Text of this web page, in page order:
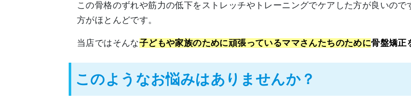
この骨格のずれや筋力の低下をストレッチやトレーニングでケアした方が良いの
方がほとんどです。
当店ではそんな子どもや家族のために頑張っているママさんたちのために骨盤矯正
このようなお悩みはありませんか？